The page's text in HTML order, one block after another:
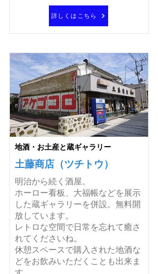
詳しくはこちら
地酒・お土産と蔵ギャラリー
土藤商店（ツチトウ）
明治から続く酒屋。
ホーロー看板、大福帳などを展示
した蔵ギャラリーを併設。無料開
放しています。
レトロな空間で日常を忘れて癒さ
れてくださいね。
休憩スペースで購入された地酒な
どをお飲みいただくことも出来ま